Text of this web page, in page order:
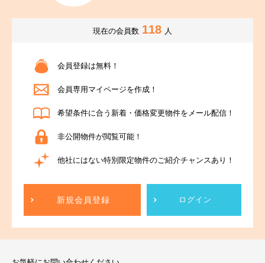
現在の会員数 118 人
会員登録は無料！
会員専用マイページを作成！
希望条件に合う新着・価格変更物件をメール配信！
非公開物件が閲覧可能！
他社にはない特別限定物件のご紹介チャンスあり！
新規会員登録 ログイン